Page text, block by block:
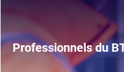
Professionnels du